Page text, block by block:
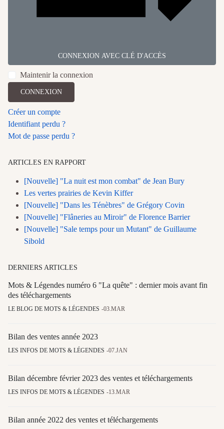
CONNEXION AVEC CLÉ D'ACCÈS
Maintenir la connexion
CONNEXION
Créer un compte
Identifiant perdu ?
Mot de passe perdu ?
ARTICLES EN RAPPORT
[Nouvelle] "La nuit est mon combat" de Jean Bury
Les vertes prairies de Kevin Kiffer
[Nouvelle] "Dans les Ténèbres" de Grégory Covin
[Nouvelle] "Flâneries au Miroir" de Florence Barrier
[Nouvelle] "Sale temps pour un Mutant" de Guillaume
Sibold
DERNIERS ARTICLES
Mots & Légendes numéro 6 "La quête" : dernier mois avant fin
des téléchargements
LE BLOG DE MOTS & LÉGENDES 03.MAR
Bilan des ventes année 2023
LES INFOS DE MOTS & LÉGENDES 07.JAN
Bilan décembre février 2023 des ventes et téléchargements
LES INFOS DE MOTS & LÉGENDES 13.MAR
Bilan année 2022 des ventes et téléchargements